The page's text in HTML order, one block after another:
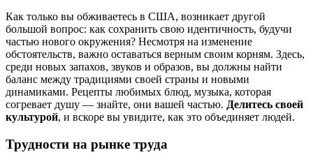
Как только вы обживаетесь в США, возникает другой
большой вопрос: как сохранить свою идентичность, будучи
частью нового окружения? Несмотря на изменение
обстоятельств, важно оставаться верным своим корням. Здесь,
среди новых запахов, звуков и образов, вы должны найти
баланс между традициями своей страны и новыми
динамиками. Рецепты любимых блюд, музыка, которая
согревает душу — знайте, они вашей частью. Делитесь своей
культурой, и вскоре вы увидите, как это объединяет людей.
Трудности на рынке труда